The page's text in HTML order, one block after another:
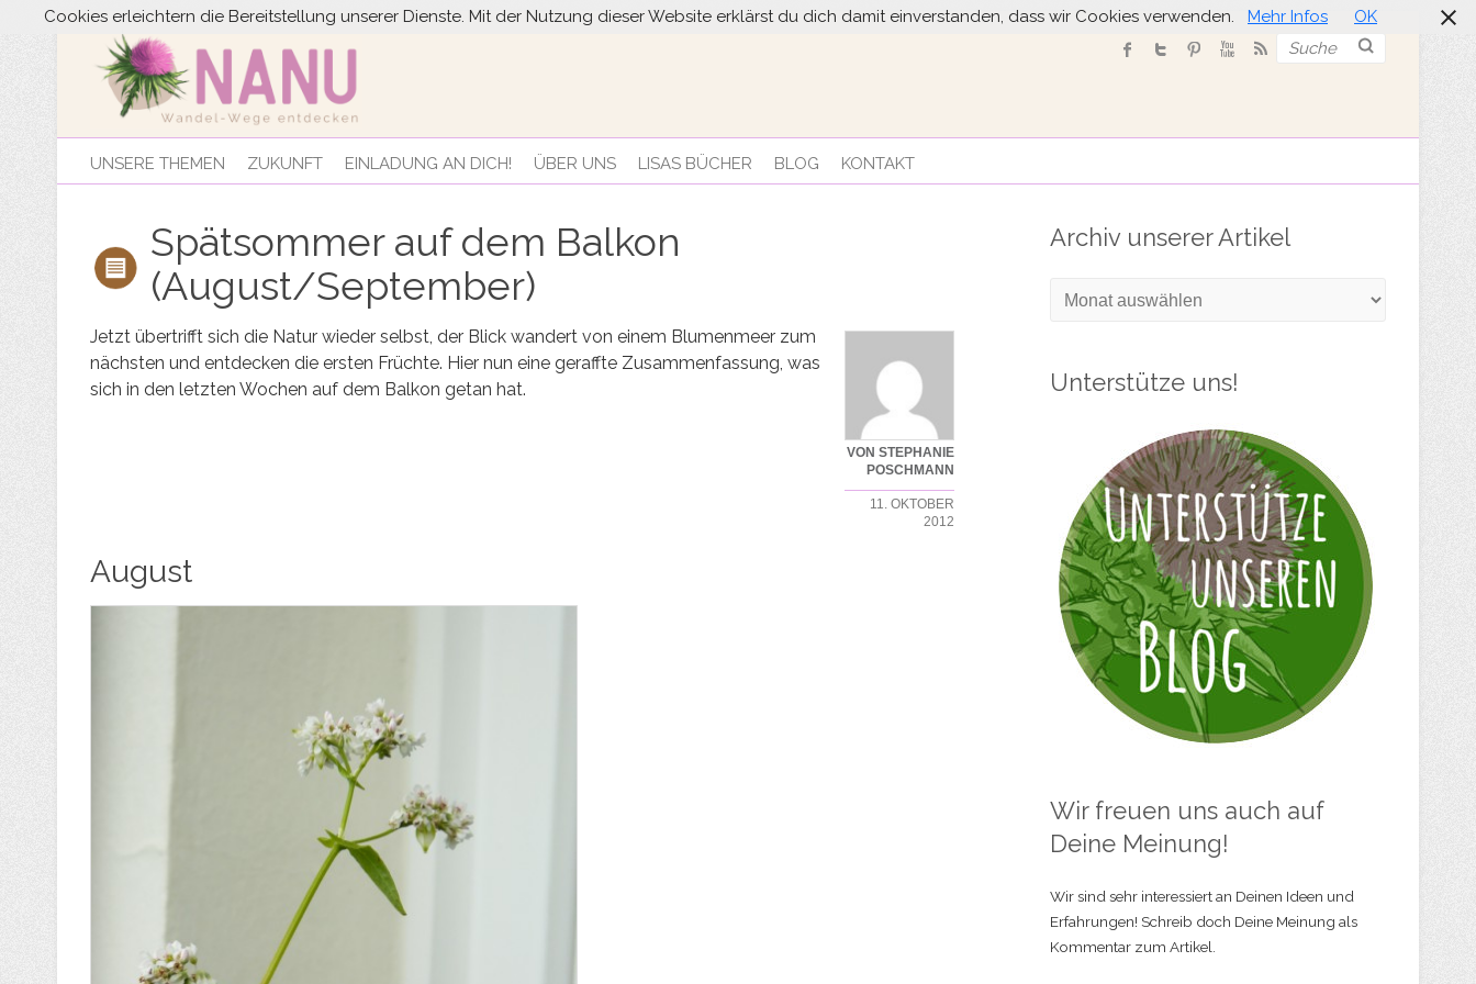
Suche
UNSERE THEMEN ZUKUNFT EINLADUNG AN DICH! ÜBER UNS LISAS BÜCHER BLOG KONTAKT
Spätsommer auf dem Balkon
(August/September)
VON STEPHANIE
POSCHMANN
11. OKTOBER
2012
Jetzt übertrifft sich die Natur wieder selbst, der Blick wandert von einem Blumenmeer zum
nächsten und entdecken die ersten Früchte. Hier nun eine geraffte Zusammenfassung, was
sich in den letzten Wochen auf dem Balkon getan hat.
August
Archiv unserer Artikel
Archiv
Unterstütze uns!
Wir freuen uns auch auf
Deine Meinung!
Wir sind sehr interessiert an Deinen Ideen und
Erfahrungen! Schreib doch Deine Meinung als
Kommentar zum Artikel.
Cookies erleichtern die Bereitstellung unserer Dienste. Mit der Nutzung dieser Website erklärst du dich damit einverstanden, dass wir Cookies verwenden. Mehr Infos OK